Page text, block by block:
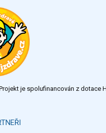
je spolufinancován z dotace